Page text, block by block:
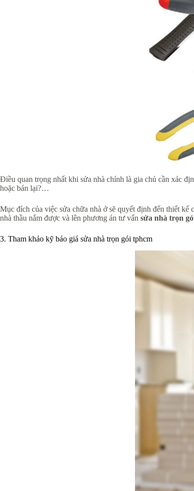
Điều quan trọng nhất khi sửa nhà chính là gia chủ cần xác
hoặc bán lại?…
Mục đích của việc sửa chữa nhà ở sẽ quyết định đến thiết
nhà thầu nắm được và lên phương án tư vấn sửa nhà trọn
3. Tham khảo kỹ báo giá sửa nhà trọn gói tphcm